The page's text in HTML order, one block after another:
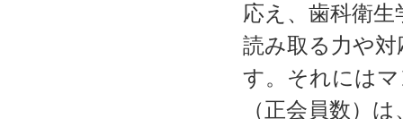
応え、歯科衛
読み取る力や
す。それには
（正会員数）